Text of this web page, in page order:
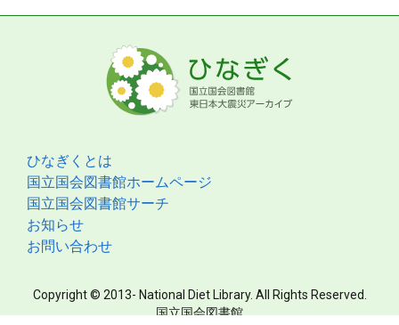
ひなぎくとは
国立国会図書館ホームページ
国立国会図書館サーチ
お知らせ
お問い合わせ
Copyright © 2013- National Diet Library. All Rights Reserved.